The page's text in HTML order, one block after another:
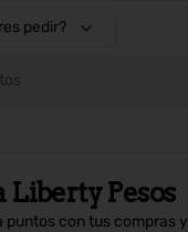
pedir?
Liberty Pesos
puntos con tus compras y